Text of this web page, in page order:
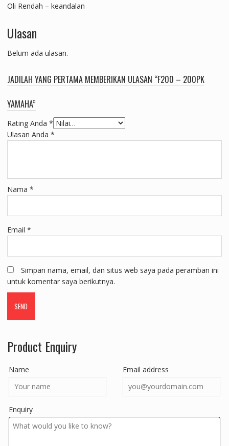
Oli Rendah – keandalan
Ulasan
Belum ada ulasan.
JADILAH YANG PERTAMA MEMBERIKAN ULASAN “F200 – 200PK
YAMAHA”
Rating Anda *
Ulasan Anda *
Nama *
Email *
Simpan nama, email, dan situs web saya pada peramban ini
untuk komentar saya berikutnya.
Product Enquiry
Name Email address
Enquiry